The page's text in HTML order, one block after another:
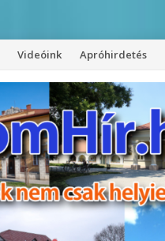
Videóink Apróhirdetés